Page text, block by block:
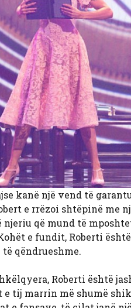
kanë një vend të
e rrëzoi shtëpinë me
njeriu që mund të
e fundit, Roberti
qëndrueshme.
Roberti është
tij marrin më shumë